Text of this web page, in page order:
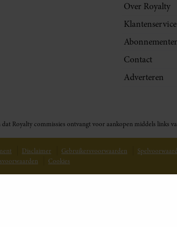
Over Royalty
Klantenservice
Contact
Adverteren
Royalty commissies ontvangt voor aankopen middels links
Disclaimer Gebruikersvoorwaarden
Cookies